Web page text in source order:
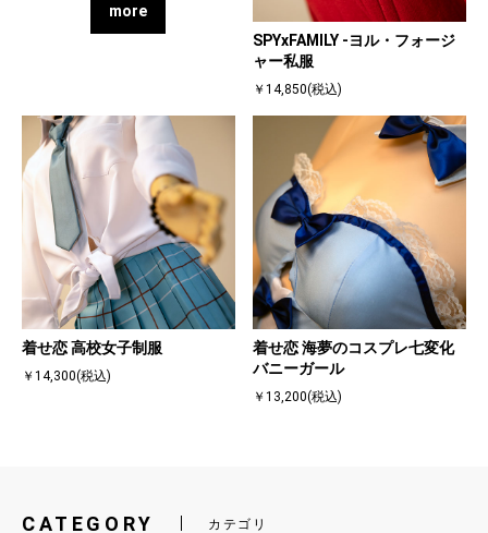
more
SPYxFAMILY -ヨル・フォージ
ャー私服
￥14,850(税込)
着せ恋 高校女子制服
￥14,300(税込)
着せ恋 海夢のコスプレ七変化
バニーガール
￥13,200(税込)
CATEGORY カテゴリ